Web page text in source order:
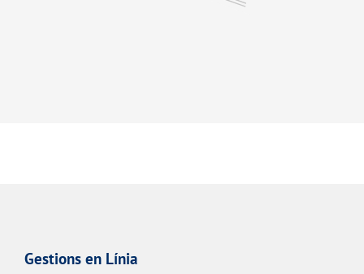
Gestions en Línia